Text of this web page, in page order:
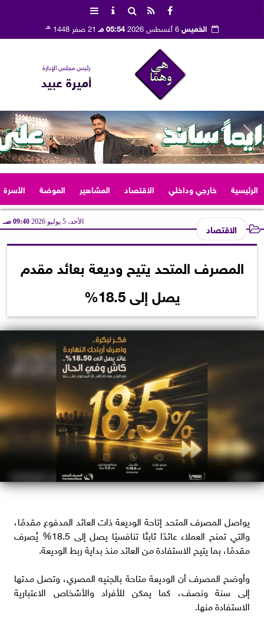
الخميس 05:54 مـ 21 صفر 1448 هـ
رئيس مجلس الإدارة
أميرة عبيد
الرئيسية خارجي وداخلي الاقتصاد المشاهير الموضة الأسرة
الاقتصاد الأحد، 5 يوليو 2026 09:40 صـ
المصرف المتحد يتيح وديعة بعائد مقدم
يصل إلى 18.5%
يواصل المصرف المتحد إتاحة الوديعة ذات العائد المدفوع مقدمًا،
والتي تمنح العملاء عائدًا ثابتًا تنافسيًا يصل إلى 18.5% يُصرف
مقدمًا، بما يتيح الاستفادة من العائد منذ بداية ربط الوديعة.
وأوضح المصرف أن الوديعة متاحة بالجنيه المصري، وتصل مدتها
إلى سنة ونصف، كما يمكن للأفراد والأشخاص الاعتبارية
الاستفادة منها.